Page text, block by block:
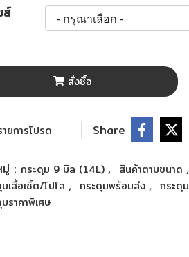
ส์
สั่งซื้อ
ายการโปรด Share
: กระดุม 9 มิล (14L) , สินค้าตามขนาด ,
เสื้อเชิ้ต/โปโล , กระดุมพร้อมส่ง , กระดุ
ราคาพิเศษ